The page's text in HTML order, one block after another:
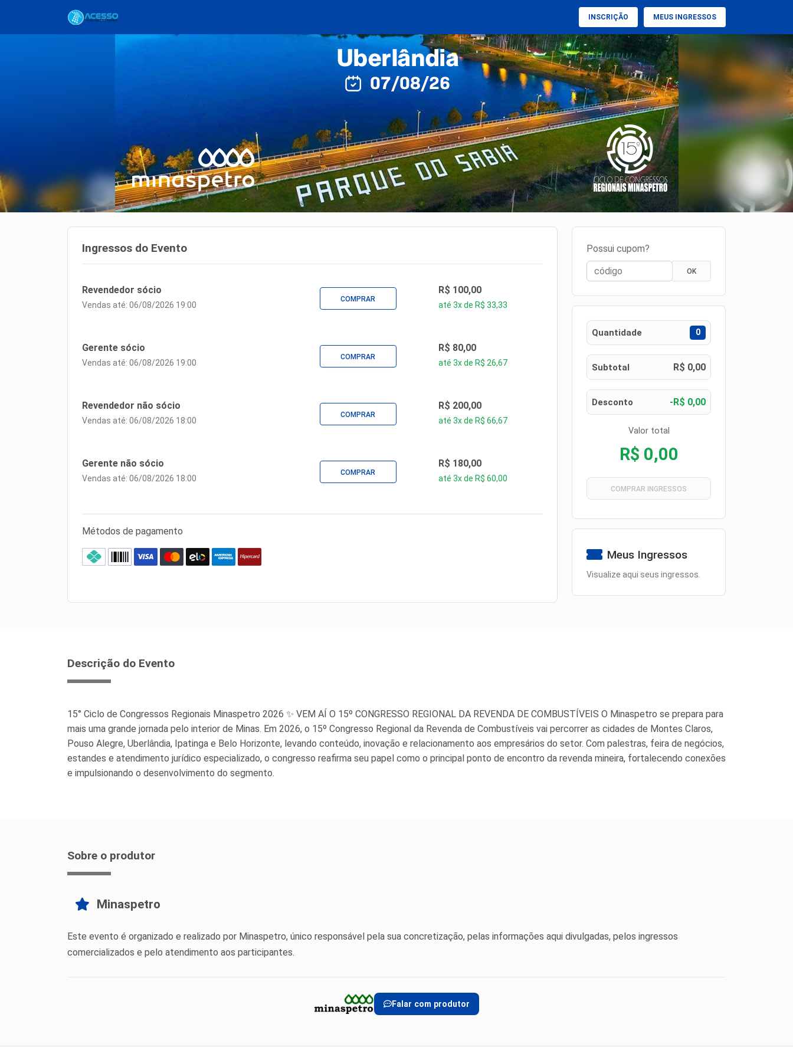
INSCRIÇÃO MEUS INGRESSOS
Ingressos do Evento
Revendedor sócio
Vendas até: 06/08/2026 19:00
COMPRAR
R$ 100,00
até 3x de R$ 33,33
Gerente sócio
Vendas até: 06/08/2026 19:00
COMPRAR
R$ 80,00
até 3x de R$ 26,67
Revendedor não sócio
Vendas até: 06/08/2026 18:00
COMPRAR
R$ 200,00
até 3x de R$ 66,67
Gerente não sócio
Vendas até: 06/08/2026 18:00
COMPRAR
R$ 180,00
até 3x de R$ 60,00
Métodos de pagamento
Possui cupom?
OK
Quantidade 0
Subtotal R$ 0,00
Desconto -R$ 0,00
Valor total
R$ 0,00
COMPRAR INGRESSOS
Meus Ingressos
Visualize aqui seus ingressos.
Descrição do Evento
15° Ciclo de Congressos Regionais Minaspetro 2026 ✨ VEM AÍ O 15º CONGRESSO REGIONAL DA REVENDA DE COMBUSTÍVEIS O Minaspetro se prepara para
mais uma grande jornada pelo interior de Minas. Em 2026, o 15º Congresso Regional da Revenda de Combustíveis vai percorrer as cidades de Montes Claros,
Pouso Alegre, Uberlândia, Ipatinga e Belo Horizonte, levando conteúdo, inovação e relacionamento aos empresários do setor. Com palestras, feira de negócios,
estandes e atendimento jurídico especializado, o congresso reafirma seu papel como o principal ponto de encontro da revenda mineira, fortalecendo conexões
e impulsionando o desenvolvimento do segmento.
Sobre o produtor
Minaspetro
Este evento é organizado e realizado por Minaspetro, único responsável pela sua concretização, pelas informações aqui divulgadas, pelos ingressos
comercializados e pelo atendimento aos participantes.
Falar com produtor